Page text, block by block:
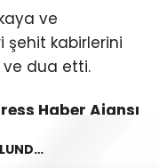
ve
şehit kabirlerini
ve dua etti.
Haber Ajansı
SİİRT’İN DE ARALARINDA BULUNDUĞU 45 İLDE YASA DIŞI BAHİS OPERASYONU: 190 GÖZALTI